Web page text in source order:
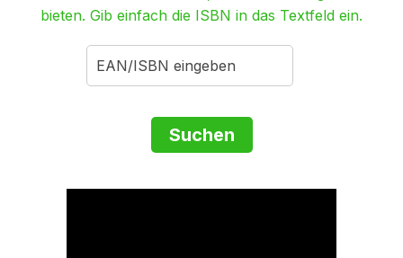
bieten. Gib einfach die ISBN in das Textfeld ein.